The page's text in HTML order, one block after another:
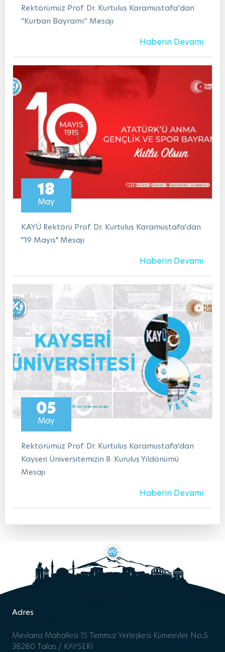
Rektörümüz Prof. Dr. Kurtuluş Karamustafa’dan
“Kurban Bayramı” Mesajı
Haberin Devamı
18
May
KAYÜ Rektörü Prof. Dr. Kurtuluş Karamustafa'dan
"19 Mayıs" Mesajı
Haberin Devamı
05
May
Rektörümüz Prof. Dr. Kurtuluş Karamustafa'dan
Kayseri Üniversitemizin 8. Kuruluş Yıldönümü
Mesajı
Haberin Devamı
Adres
Mevlana Mahallesi 15 Temmuz Yerleşkesi Kümeevler No:5
38280 Talas / KAYSERİ